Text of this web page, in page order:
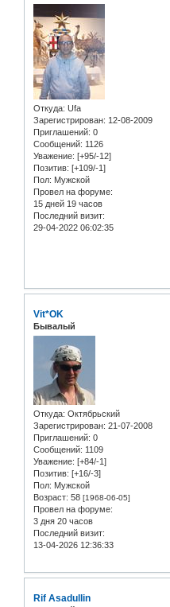
Откуда: Ufa
Зарегистрирован: 12-08-2009
Приглашений: 0
Сообщений: 1126
Уважение: [+95/-12]
Позитив: [+109/-1]
Пол: Мужской
Провел на форуме:
15 дней 19 часов
Последний визит:
29-04-2022 06:02:35
Vit*OK
Бывалый
Откуда: Oктябрьский
Зарегистрирован: 21-07-2008
Приглашений: 0
Сообщений: 1109
Уважение: [+84/-1]
Позитив: [+16/-3]
Пол: Мужской
Возраст: 58 [1968-06-05]
Провел на форуме:
3 дня 20 часов
Последний визит:
13-04-2026 12:36:33
Rif Asadullin